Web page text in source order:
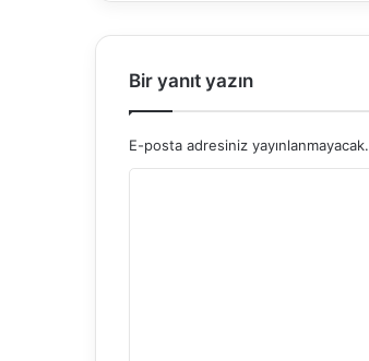
Bir yanıt yazın
E-posta adresiniz yayınlanmayacak.